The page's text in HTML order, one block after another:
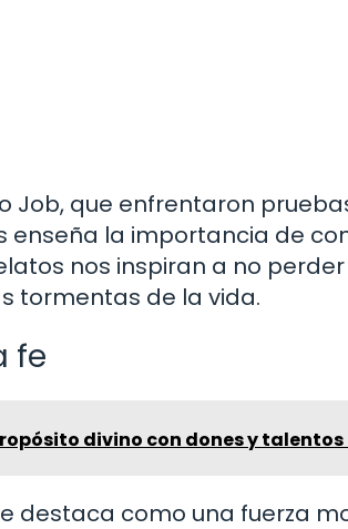
Job, que enfrentaron
la importancia de
nos inspiran a no
tormentas de la vida.
fe
divino con dones y
destaca como una fuerza